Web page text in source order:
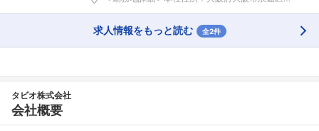
求人情報をもっと読む 全2件
タビオ株式会社
会社概要